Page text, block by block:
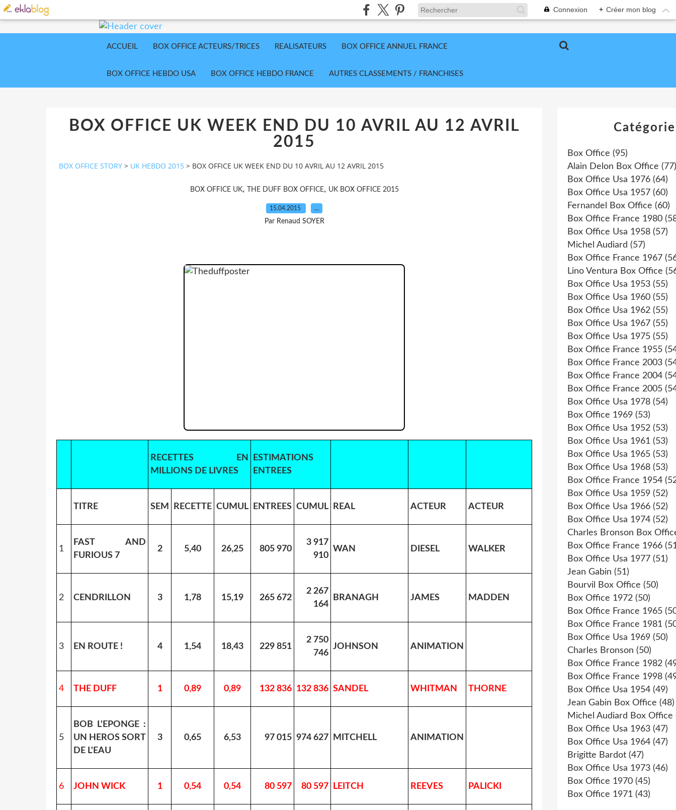
Connexion + Créer mon blog
ACCUEIL BOX OFFICE ACTEURS/TRICES REALISATEURS BOX OFFICE ANNUEL FRANCE
BOX OFFICE HEBDO USA BOX OFFICE HEBDO FRANCE AUTRES CLASSEMENTS / FRANCHISES
BOX OFFICE UK WEEK END DU 10 AVRIL AU 12 AVRIL
2015
BOX OFFICE STORY > UK HEBDO 2015 > BOX OFFICE UK WEEK END DU 10 AVRIL AU 12 AVRIL 2015
BOX OFFICE UK, THE DUFF BOX OFFICE, UK BOX OFFICE 2015
15.04.2015 …
Par Renaud SOYER
RECETTES EN
MILLIONS DE LIVRES
ESTIMATIONS
ENTREES
TITRE SEM RECETTE CUMUL ENTREES CUMUL REAL ACTEUR ACTEUR
1
FAST AND
FURIOUS 7
2 5,40 26,25 805 970
3 917
910
WAN DIESEL WALKER
2 CENDRILLON 3 1,78 15,19 265 672
2 267
164
BRANAGH JAMES MADDEN
3 EN ROUTE ! 4 1,54 18,43 229 851
2 750
746
JOHNSON ANIMATION
4 THE DUFF 1 0,89 0,89 132 836 132 836 SANDEL WHITMAN THORNE
5
BOB L'EPONGE :
UN HEROS SORT
DE L'EAU
3 0,65 6,53 97 015 974 627 MITCHELL ANIMATION
6 JOHN WICK 1 0,54 0,54 80 597 80 597 LEITCH REEVES PALICKI
Box Office (95)
Alain Delon Box Office (77)
Box Office Usa 1976 (64)
Box Office Usa 1957 (60)
Fernandel Box Office (60)
Box Office France 1980
Box Office Usa 1958 (57)
Michel Audiard (57)
Box Office France 1967
Lino Ventura Box Office
Box Office Usa 1953 (55)
Box Office Usa 1960 (55)
Box Office Usa 1962 (55)
Box Office Usa 1967 (55)
Box Office Usa 1975 (55)
Box Office France 1955
Box Office France 2003
Box Office France 2004
Box Office France 2005
Box Office Usa 1978 (54)
Box Office 1969 (53)
Box Office Usa 1952 (53)
Box Office Usa 1961 (53)
Box Office Usa 1965 (53)
Box Office Usa 1968 (53)
Box Office France 1954
Box Office Usa 1959 (52)
Box Office Usa 1966 (52)
Box Office Usa 1974 (52)
Charles Bronson Box
Box Office France 1966
Box Office Usa 1977 (51)
Jean Gabin (51)
Bourvil Box Office (50)
Box Office 1972 (50)
Box Office France 1965
Box Office France 1981
Box Office Usa 1969 (50)
Charles Bronson (50)
Box Office France 1982
Box Office France 1998
Box Office Usa 1954 (49)
Jean Gabin Box Office (48)
Michel Audiard Box Office
Box Office Usa 1963 (47)
Box Office Usa 1964 (47)
Brigitte Bardot (47)
Box Office Usa 1973 (46)
Box Office 1970 (45)
Box Office 1971 (43)